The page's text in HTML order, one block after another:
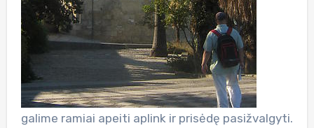
galime ramiai apeiti aplink ir prisėdę pasižvalgyti.